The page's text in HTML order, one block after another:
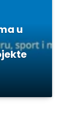
u